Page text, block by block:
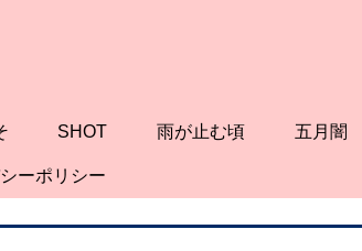
SHOT 雨が止む頃 五月闇
ーポリシー